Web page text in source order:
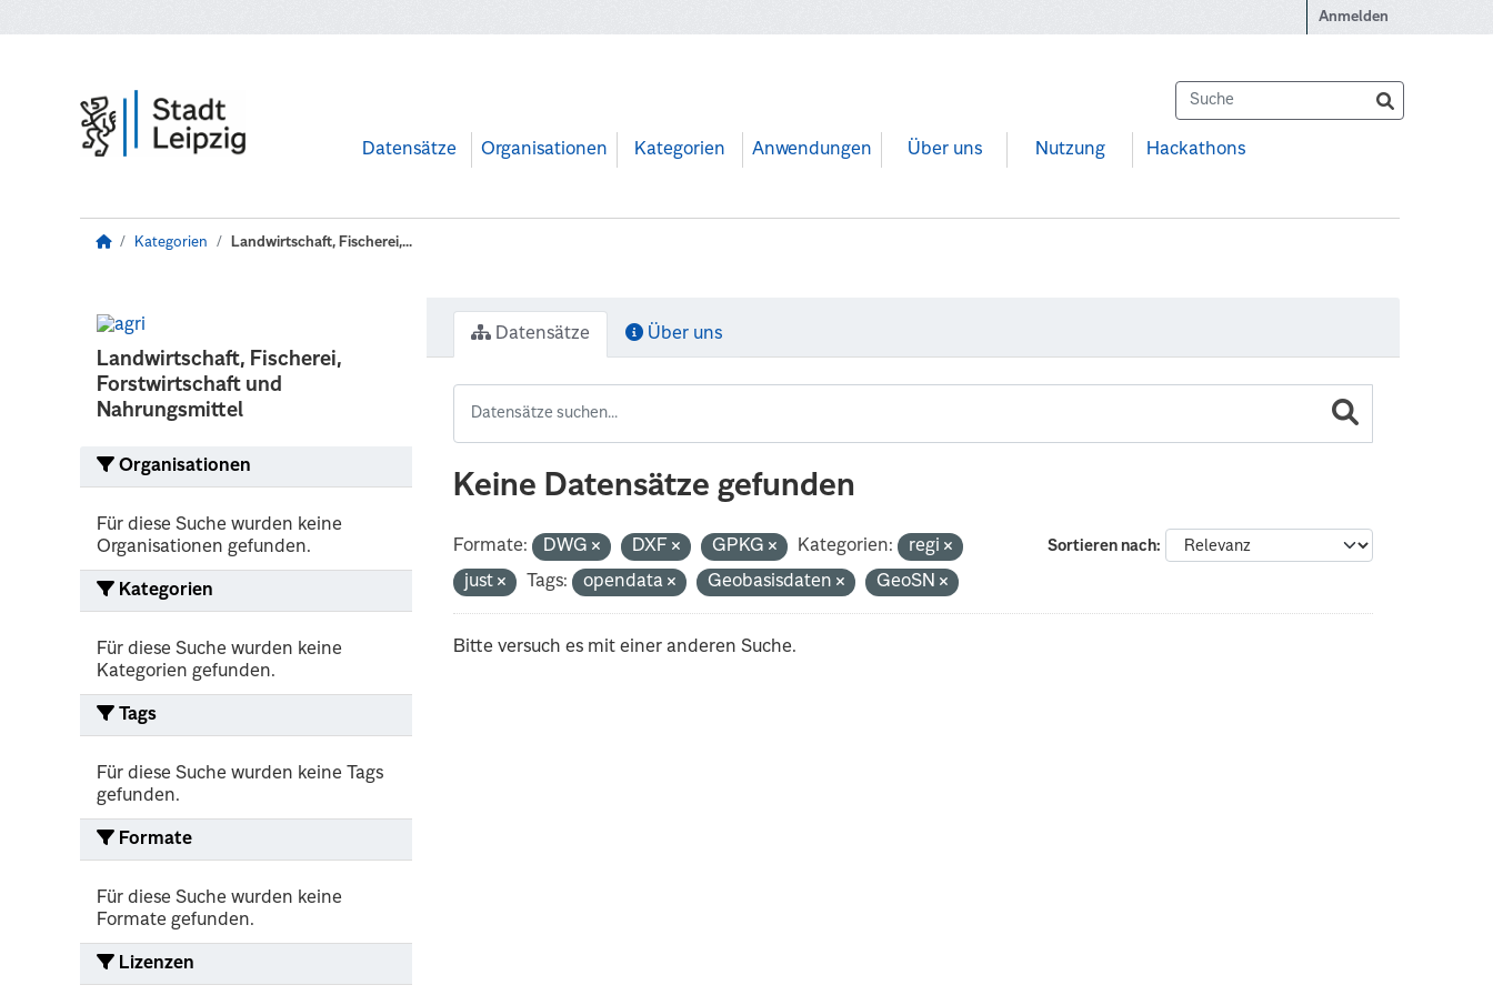
Anmelden
Datensätze Organisationen Kategorien Anwendungen Über uns Nutzung Hackathons
Kategorien Landwirtschaft, Fischerei,...
Landwirtschaft, Fischerei,
Forstwirtschaft und
Nahrungsmittel
Organisationen
Für diese Suche wurden keine
Organisationen gefunden.
Kategorien
Für diese Suche wurden keine
Kategorien gefunden.
Tags
Für diese Suche wurden keine Tags
gefunden.
Formate
Für diese Suche wurden keine
Formate gefunden.
Lizenzen
Datensätze Über uns
Keine Datensätze gefunden
Sortieren nach
Formate: DWG DXF GPKG Kategorien:
regi
just
Tags: opendata Geobasisdaten GeoSN
Bitte versuch es mit einer anderen Suche.